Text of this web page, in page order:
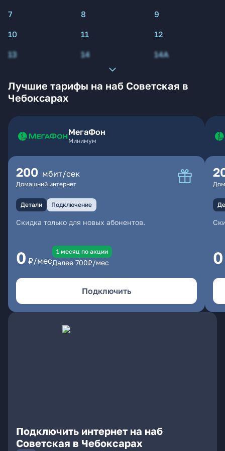
7 8
9
10
11
12
13
14 14А
Лучшие тарифы на наб Советская в
Чебоксарах
МегаФон
Минимум
200 мбит/сек
Домашний интернет
Детали Подключение
Скидка только для новых абонентов.
0 ₽/мес
1 месяц по акции
Далее 700₽/мес
Подключить
0
Подключить интернет на наб
Советская в Чебоксарах